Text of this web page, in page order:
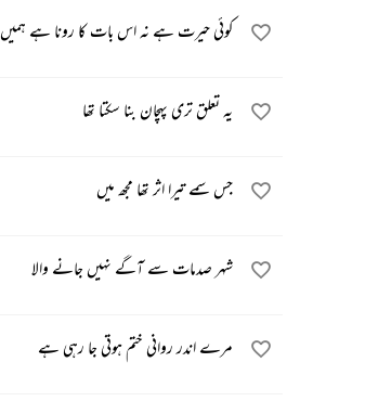
کوئی حیرت ہے نہ اس بات کا رونا ہے ہمیں
یہ تعلق تری پہچان بنا سکتا تھا
جس سمے تیرا اثر تھا مجھ میں
شہر صدمات سے آگے نہیں جانے والا
مرے اندر روانی ختم ہوتی جا رہی ہے